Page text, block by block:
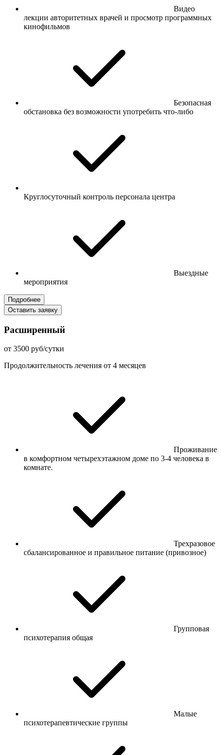
Видео
лекции авторитетных врачей и просмотр программных
кинофильмов
Безопасная
обстановка без возможности употребить что-либо
Круглосуточный контроль персонала центра
Выездные
мероприятия
Подробнее
Оставить заявку
Расширенный
от 3500 руб/сутки
Продолжительность лечения от 4 месяцев
Проживание
в комфортном четырехэтажном доме по 3-4 человека в
комнате.
Трехразовое
сбалансированное и правильное питание (привозное)
Групповая
психотерапия общая
Малые
психотерапевтические группы